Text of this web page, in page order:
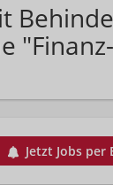
Jetzt Jobs per